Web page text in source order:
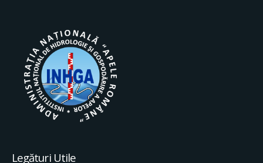
Legături Utile